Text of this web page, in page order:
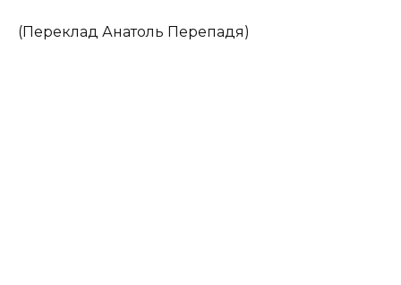
(Переклад Анатоль Перепадя)